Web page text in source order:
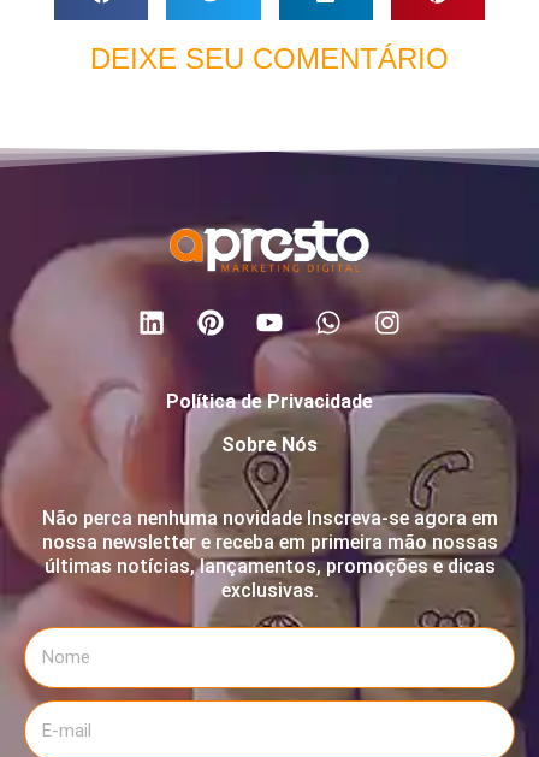
DEIXE SEU COMENTÁRIO
Política de Privacidade
Sobre Nós
Não perca nenhuma novidade Inscreva-se agora em
nossa newsletter e receba em primeira mão nossas
últimas notícias, lançamentos, promoções e dicas
exclusivas.